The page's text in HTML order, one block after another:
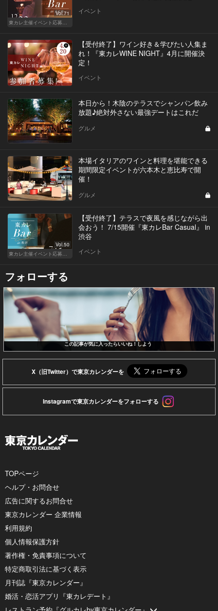
Vol.71
東カレ主催イベント応募詳細記事一覧
イベント
【受付終了】ワイン好き＆学びたい人集ま
れ！『東カレWINE NIGHT』4月に開催決
定！
イベント
本日から！木陰のテラスでシャンパン飲み
放題♪絶対外さない最強デートはこれだ
グルメ
本場イタリアのワインと料理を堪能できる
期間限定イベントが六本木と恵比寿で開
催！
グルメ
Vol.50
東カレ主催イベント応募詳細記事一覧
【受付終了】テラスで夜風を感じながら出
会おう！ 7/15開催『東カレBar Casual』 in
渋谷
イベント
フォローする
この記事が気に入ったらいいね！しよう
X（旧Twitter）で東京カレンダーを
Instagramで東京カレンダーをフォローする
TOPページ
ヘルプ・お問合せ
広告に関するお問合せ
東京カレンダー 企業情報
利用規約
個人情報保護方針
著作権・免責事項について
特定商取引法に基づく表示
月刊誌『東京カレンダー』
婚活・恋活アプリ『東カレデート』